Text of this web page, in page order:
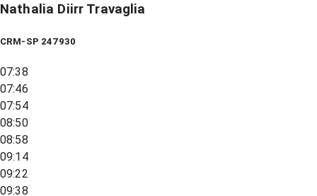
Nathalia Diirr Travaglia
CRM-SP 247930
07:38
07:46
07:54
08:50
08:58
09:14
09:22
09:38